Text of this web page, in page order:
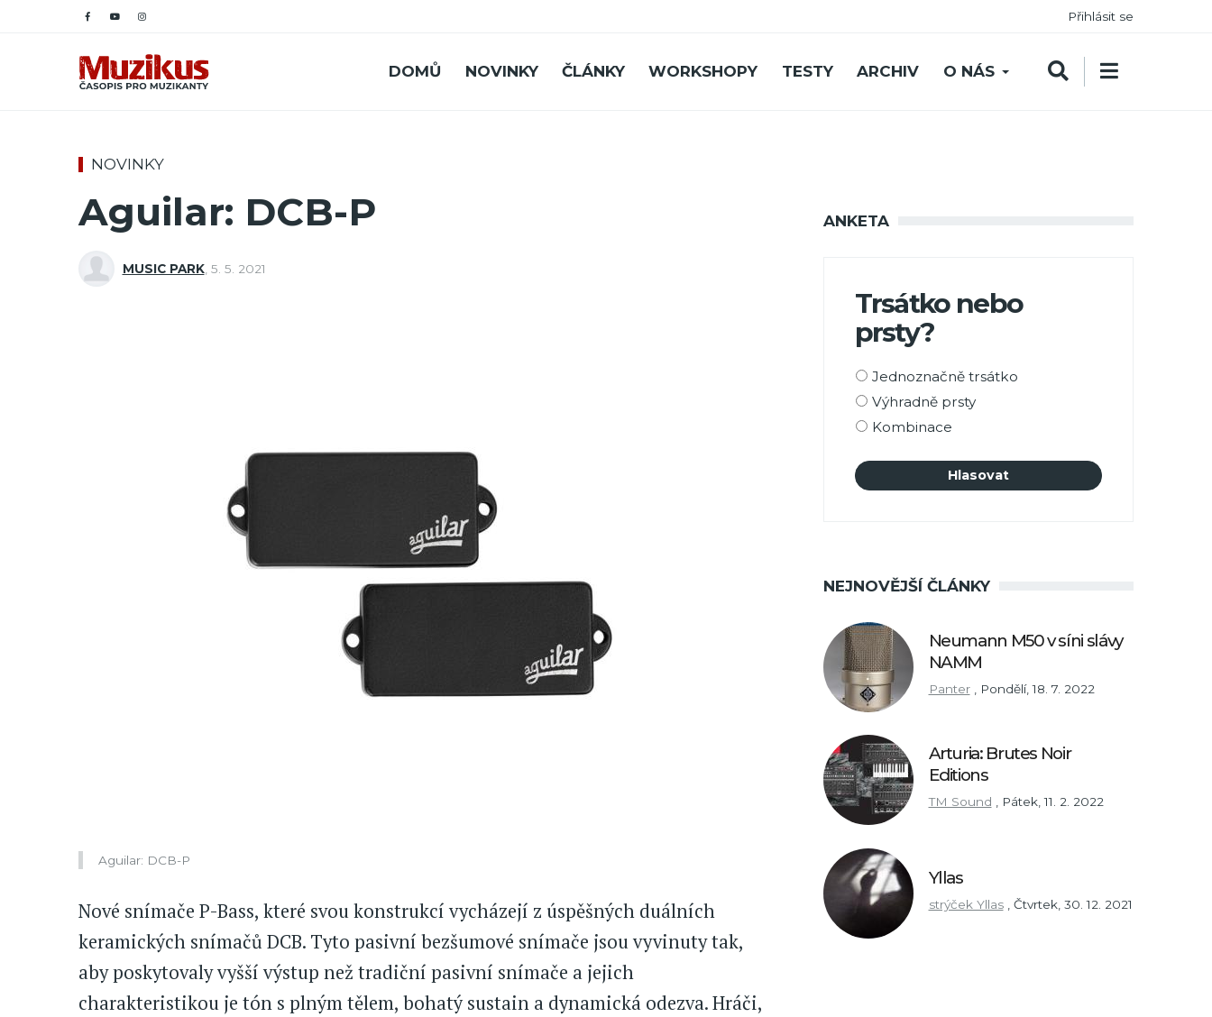
Přihlásit se
DOMŮ NOVINKY ČLÁNKY WORKSHOPY TESTY ARCHIV O NÁS
NOVINKY
Aguilar: DCB-P
MUSIC PARK, 5. 5. 2021
Aguilar: DCB-P
Nové snímače P-Bass, které svou konstrukcí vycházejí z úspěšných duálních
keramických snímačů DCB. Tyto pasivní bezšumové snímače jsou vyvinuty tak,
aby poskytovaly vyšší výstup než tradiční pasivní snímače a jejich
charakteristikou je tón s plným tělem, bohatý sustain a dynamická odezva. Hráči,
ANKETA
Trsátko nebo
prsty?
Možnosti
výběru
Jednoznačně trsátko
Výhradně prsty
Kombinace
NEJNOVĚJŠÍ ČLÁNKY
Neumann M50 v síni slávy
NAMM
Panter Pondělí, 18. 7. 2022
Arturia: Brutes Noir
Editions
TM Sound , Pátek, 11. 2. 2022
Yllas
strýček Yllas Čtvrtek, 30. 12. 2021